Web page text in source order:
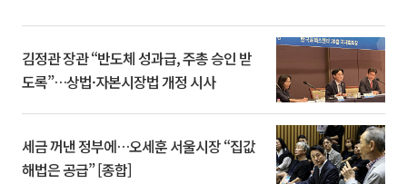
김정관 장관 “반도체 성과급, 주총 승인 받
도록”…상법·자본시장법 개정 시사
세금 꺼낸 정부에…오세훈 서울시장 “집값
해법은 공급” [종합]